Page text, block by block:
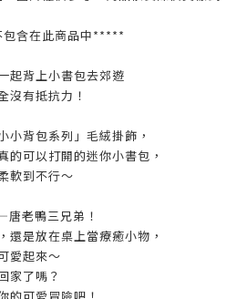
含在此商品中*****
起背上小書包去郊遊
沒有抵抗力！
小背包系列」毛絨掛飾，
的可以打開的迷你小書包，
軟到不行～
老鴨三兄弟！
還是放在桌上當療癒小物，
愛起來～
家了嗎？